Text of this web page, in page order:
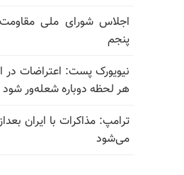
اجلاس شورای ملی
پنجم
نیویورک پست: اعتراضات
هر لحظه دوباره شعله‌ور شود
ترامپ: مذاکرات با ایران
می‌شود